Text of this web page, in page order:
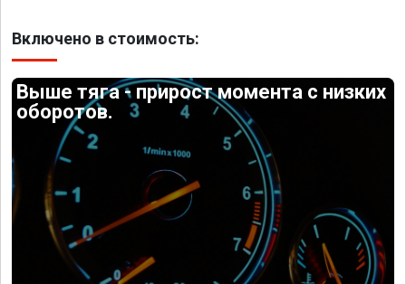
Включено в стоимость:
Выше тяга - прирост момента с низких
оборотов.